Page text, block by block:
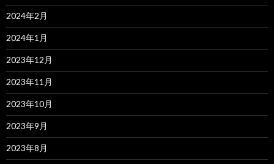
2024年2月
2024年1月
2023年12月
2023年11月
2023年10月
2023年9月
2023年8月